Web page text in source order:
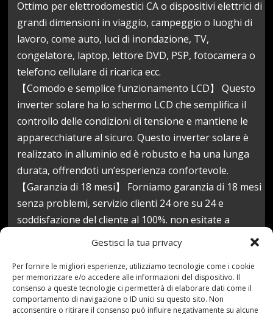
Gestisci la tua privacy
Per fornire le migliori esperienze, utilizziamo tecnologie come i cookie
per memorizzare e/o accedere alle informazioni del dispositivo. Il
consenso a queste tecnologie ci permetterà di elaborare dati come il
comportamento di navigazione o ID unici su questo sito. Non
acconsentire o ritirare il consenso può influire negativamente su alcune
Ottimo per elettrodomestici CA o dispositivi elettrici di
grandi dimensioni in viaggio, campeggio o luoghi di
lavoro, come auto, luci di inondazione, TV,
congelatore, laptop, lettore DVD, PSP, fotocamera o
telefono cellulare di ricarica ecc.
【Comodo e semplice funzionamento LCD】 Questo
inverter solare ha lo schermo LCD che semplifica il
controllo delle condizioni di tensione e mantiene le
apparecchiature al sicuro. Questo inverter solare è
realizzato in alluminio ed è robusto e ha una lunga
durata, offrendoti un’esperienza confortevole.
【Garanzia di 18 mesi】 Forniamo garanzia di 18 mesi
senza problemi, servizio clienti 24 ore su 24 e
soddisfazione del cliente al 100%. non esitate a
contattarci se avete domande sul vostro acquisto.
clicca per acquistare ora! (Si prega di utilizzare in
un’area ben ventilata e asciutta.)
Prezzo: 773,99 €
(alla data del May 17, 2021 17:00:20 UTC – Dettagli)